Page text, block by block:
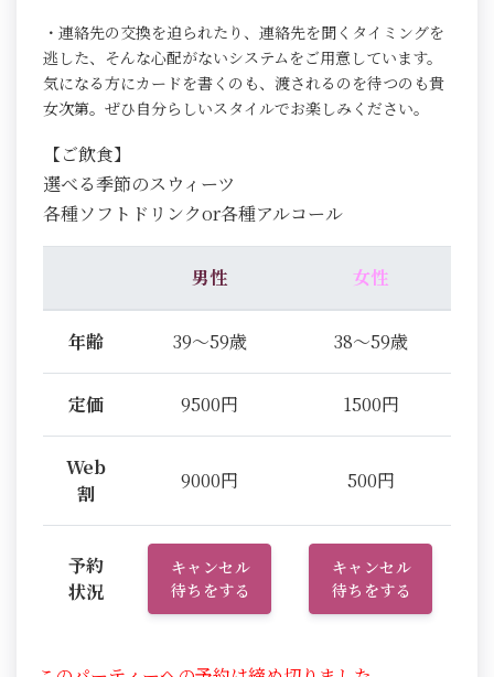
・連絡先の交換を迫られたり、連絡先を聞くタイミングを
逃した、そんな心配がないシステムをご用意しています。
気になる方にカードを書くのも、渡されるのを待つのも貴
女次第。ぜひ自分らしいスタイルでお楽しみください。
【ご飲食】
選べる季節のスウィーツ
各種ソフトドリンクor各種アルコール
男性 女性
年齢 39～59歳 38～59歳
定価 9500円 1500円
Web
割
9000円 500円
予約
状況
キャンセル
待ちをする
キャンセル
待ちをする